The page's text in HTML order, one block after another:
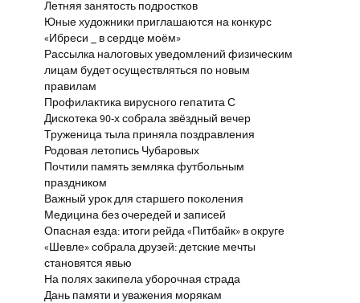
Летняя занятость подростков
Юные художники приглашаются на конкурс
«Ибреси _ в сердце моём»
Рассылка налоговых уведомлений физическим
лицам будет осуществляться по новым
правилам
Профилактика вирусного гепатита С
Дискотека 90-х собрала звёздный вечер
Труженица тыла приняла поздравления
Родовая летопись Чубаровых
Почтили память земляка футбольным
праздником
Важный урок для старшего поколения
Медицина без очередей и записей
Опасная езда: итоги рейда «Питбайк» в округе
«Шевле» собрала друзей: детские мечты
становятся явью
На полях закипела уборочная страда
Дань памяти и уважения морякам